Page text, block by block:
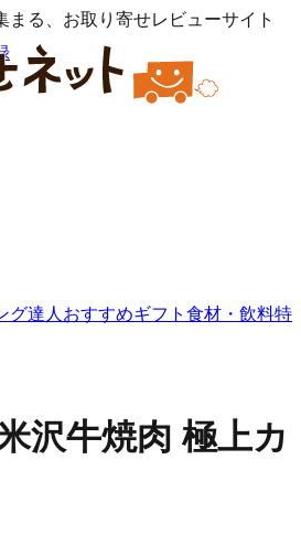
まる、お取り寄せレビューサイト
グ達人おすすめギフト 食材・飲料特
沢牛焼肉 極上カ